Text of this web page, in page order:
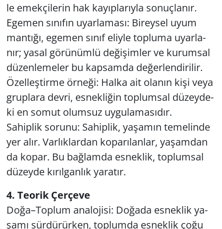
le emek­çi­le­rin hak ka­yıp­la­rıy­la so­nuç­la­nır.
Ege­men sı­nı­fın uyar­la­ma­sı: Bi­rey­sel uyum
man­tı­ğı, ege­men sınıf eliy­le top­lu­ma uyar­la­
nır; yasal gö­rü­nüm­lü de­ği­şim­ler ve ku­rum­sal
dü­zen­le­me­ler bu kap­sam­da de­ğer­len­di­ri­lir.
Özel­leş­tir­me ör­ne­ği: Halka ait ola­nın kişi veya
grup­la­ra devri, es­nek­li­ğin top­lum­sal dü­zey­de­
ki en somut olum­suz uy­gu­la­ma­sı­dır.
Sa­hip­lik so­ru­nu: Sa­hip­lik, ya­şa­mın te­me­lin­de
yer alır. Var­lık­lar­dan ko­pa­rı­lan­lar, ya­şam­dan
da kopar. Bu bağ­lam­da es­nek­lik, top­lum­sal
dü­zey­de kı­rıl­gan­lık ya­ra­tır.
4. Te­orik Çer­çe­ve
Doğa–Top­lum ana­lo­ji­si: Do­ğa­da es­nek­lik ya­
şa­mı sür­dü­rür­ken, top­lum­da es­nek­lik çoğu